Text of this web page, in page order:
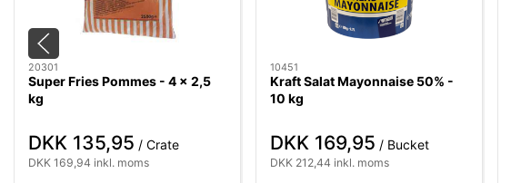
20301
Super Fries Pommes - 4 x 2,5
kg
DKK 135,95 / Crate
DKK 169,94 inkl. moms
10451
Kraft Salat Mayonnaise 50% -
10 kg
DKK 169,95 / Bucket
DKK 212,44 inkl. moms